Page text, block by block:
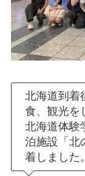
北海道到着
食、観光を
北海道体験
泊施設「北
着しました。